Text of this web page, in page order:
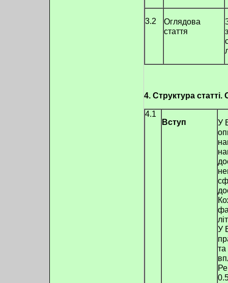
3.2
Оглядова
стаття
4. Структура статті.
4.1
Вступ
У
У